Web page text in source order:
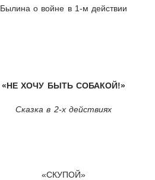
Былина о войне в 1-м действии
«НЕ ХОЧУ БЫТЬ СОБАКОЙ!»
Сказка в 2-х действиях
«СКУПОЙ»